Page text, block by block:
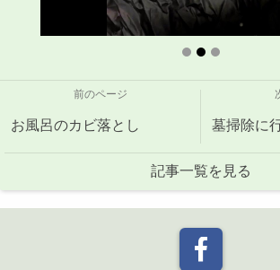
前のページ
お風呂のカビ落とし 墓掃除に
記事一覧を見る